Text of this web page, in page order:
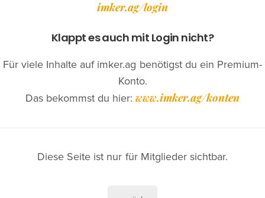
imker.ag/login
Klappt es auch mit Login nicht?
Für viele Inhalte auf imker.ag benötigst du ein Premium-
Konto.
Das bekommst du hier: www.imker.ag/konten
Diese Seite ist nur für Mitglieder sichtbar.